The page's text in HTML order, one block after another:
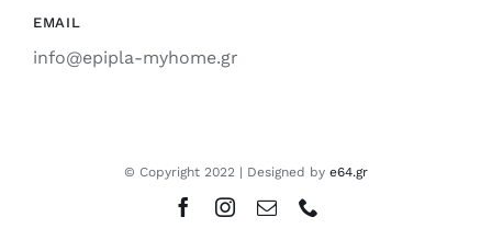
EMAIL
info@epipla-myhome.gr
© Copyright 2022 | Designed by e64.gr